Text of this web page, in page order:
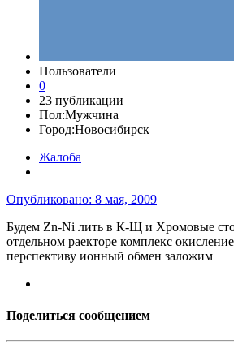
Пользователи
0
23 публикации
Пол:Мужчина
Город:Новосибирск
Жалоба
Опубликовано: 8 мая, 2009
Будем Zn-Ni лить в К-Щ и Хромовые
отдельном раекторе комплекс
перспективу ионный обмен заложим
Поделиться сообщением